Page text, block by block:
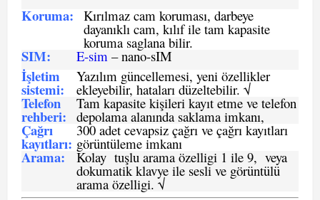
Koruma: Kırılmaz cam koruması, darbeye
dayanıklı cam, kılıf ile tam kapasite
koruma saglana bilir.
SIM: E-sim – nano-sIM
İşletim
sistemi:
Yazılım güncellemesi, yeni özellikler
ekleyebilir, hataları düzeltebilir. √
Telefon
rehberi:
Tam kapasite kişileri kayıt etme ve telefon
depolama alanında saklama imkanı,
Çağrı
kayıtları:
300 adet cevapsiz çağrı ve çağrı kayıtları
görüntüleme imkanı
Arama: Kolay tuşlu arama özelligi 1 ile 9, veya
dokumatik klavye ile sesli ve görüntülü
arama özelligi. √